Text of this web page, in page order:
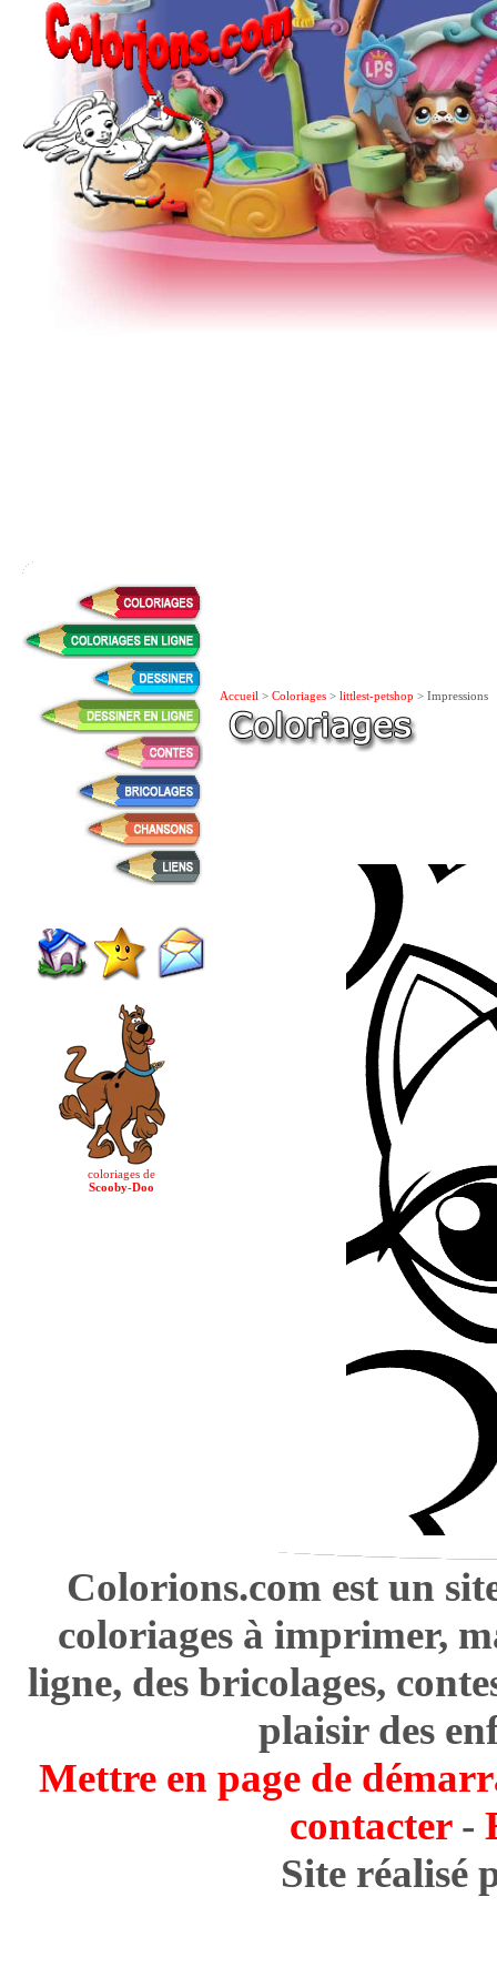
coloriages de
Scooby-Doo
Accueil > Coloriages > littlest-petshop > Impressions
Colorions.com est un
coloriages à imprimer,
ligne, des bricolages,
plaisir des
Mettre en page de
contacter-
Site réalisé